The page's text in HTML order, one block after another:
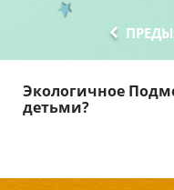
Экологичное
детьми?